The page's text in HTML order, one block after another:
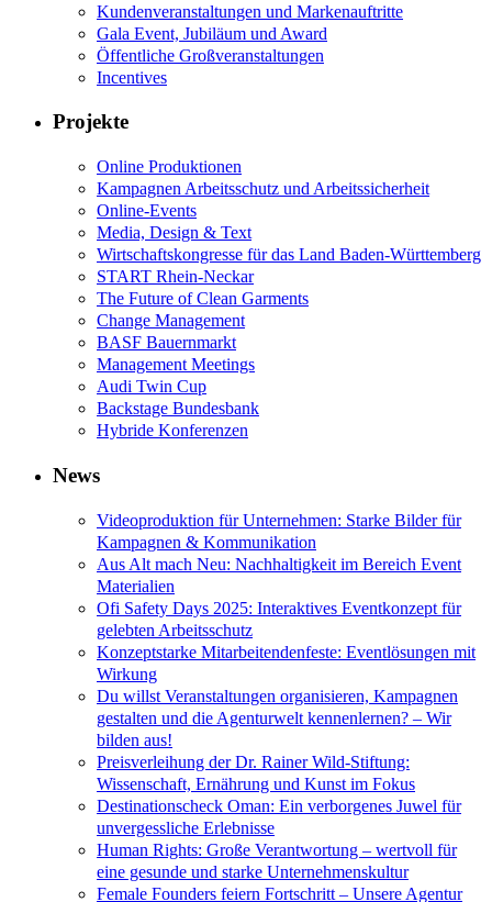
Kundenveranstaltungen und Markenauftritte
Gala Event, Jubiläum und Award
Öffentliche Großveranstaltungen
Incentives
Projekte
Online Produktionen
Kampagnen Arbeitsschutz und Arbeitssicherheit
Online-Events
Media, Design & Text
Wirtschaftskongresse für das Land Baden-Württemberg
START Rhein-Neckar
The Future of Clean Garments
Change Management
BASF Bauernmarkt
Management Meetings
Audi Twin Cup
Backstage Bundesbank
Hybride Konferenzen
News
Videoproduktion für Unternehmen: Starke Bilder für
Kampagnen & Kommunikation
Aus Alt mach Neu: Nachhaltigkeit im Bereich Event
Materialien
Ofi Safety Days 2025: Interaktives Eventkonzept für
gelebten Arbeitsschutz
Konzeptstarke Mitarbeitendenfeste: Eventlösungen mit
Wirkung
Du willst Veranstaltungen organisieren, Kampagnen
gestalten und die Agenturwelt kennenlernen? – Wir
bilden aus!
Preisverleihung der Dr. Rainer Wild-Stiftung:
Wissenschaft, Ernährung und Kunst im Fokus
Destinationscheck Oman: Ein verborgenes Juwel für
unvergessliche Erlebnisse
Human Rights: Große Verantwortung – wertvoll für
eine gesunde und starke Unternehmenskultur
Female Founders feiern Fortschritt – Unsere Agentur